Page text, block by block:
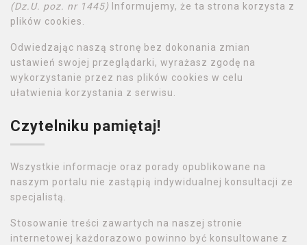
(Dz.U. poz. nr 1445) Informujemy, że ta strona korzysta z
plików cookies.
Odwiedzając naszą stronę bez dokonania zmian
ustawień swojej przeglądarki, wyrażasz zgodę na
wykorzystanie przez nas plików cookies w celu
ułatwienia korzystania z serwisu.
Czytelniku pamiętaj!
Wszystkie informacje oraz porady opublikowane na
naszym portalu nie zastąpią indywidualnej konsultacji ze
specjalistą.
Stosowanie treści zawartych na naszej stronie
internetowej każdorazowo powinno być konsultowane z